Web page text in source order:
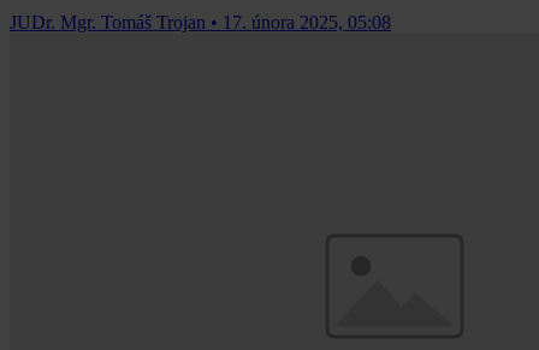
JUDr. Mgr. Tomáš Trojan • 17. února 2025, 05:08